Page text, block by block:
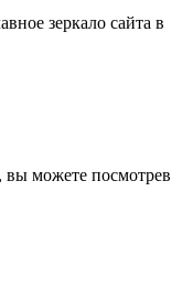
зеркало сайта в
вы можете посмотрев